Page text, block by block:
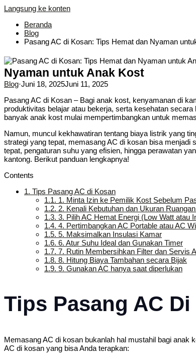
Langsung ke konten
Beranda
Blog
Pasang AC di Kosan: Tips Hemat dan Nyaman
Nyaman untuk Anak Kost
Blog·Juni 18, 2025Juni 11, 2025
Pasang AC di Kosan – Bagi anak kost, kenyamanan di
produktivitas belajar atau bekerja, serta kesehatan
banyak anak kost mulai mempertimbangkan untuk
Namun, muncul kekhawatiran tentang biaya listrik yang
strategi yang tepat, memasang AC di kosan bisa menjadi
tepat, pengaturan suhu yang efisien, hingga perawatan
kantong. Berikut panduan lengkapnya!
Contents
1. Tips Pasang AC di Kosan
1.1. 1. Minta Izin ke Pemilik Kost Sebelum
1.2. 2. Kenali Kebutuhan dan Ukuran
1.3. 3. Pilih AC Hemat Energi (Low Watt atau
1.4. 4. Pertimbangkan AC Portable atau AC
1.5. 5. Maksimalkan Insulasi Kamar
1.6. 6. Atur Suhu Ideal dan Gunakan Timer
1.7. 7. Rutin Membersihkan Filter dan Servis
1.8. 8. Hitung Biaya Tambahan secara Bijak
1.9. 9. Gunakan AC hanya saat diperlukan
Tips Pasang AC
Memasang AC di kosan bukanlah hal mustahil bagi anak
AC di kosan yang bisa Anda terapkan: